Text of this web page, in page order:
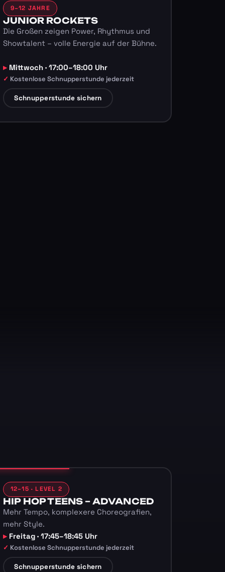
9–12 JAHRE
JUNIOR ROCKETS
Die Großen zeigen Power, Rhythmus und
Showtalent – volle Energie auf der Bühne.
Mittwoch · 17:00–18:00 Uhr
Kostenlose Schnupperstunde jederzeit
Schnupperstunde sichern
12–15 · LEVEL 2
HIP HOP TEENS – ADVANCED
Mehr Tempo, komplexere Choreografien,
mehr Style.
Freitag · 17:45–18:45 Uhr
Kostenlose Schnupperstunde jederzeit
Schnupperstunde sichern